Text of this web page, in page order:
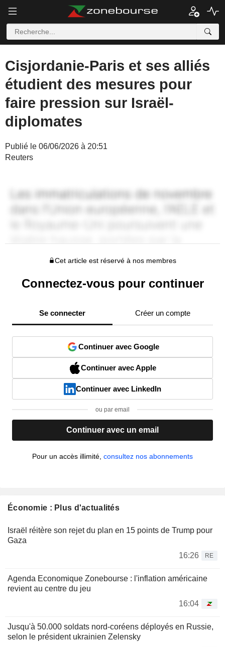
Cisjordanie-Paris et ses alliés
étudient des mesures pour
faire pression sur Israël-
diplomates
Publié le 06/06/2026 à 20:51
Reuters
Cet article est réservé à nos membres
Connectez-vous pour continuer
Se connecter Créer un compte
Continuer avec Google
Continuer avec Apple
Continuer avec LinkedIn
ou par email
Continuer avec un email
Pour un accès illimité, consultez nos abonnements
Économie : Plus d'actualités
Israël réitère son rejet du plan en 15 points de Trump pour
Gaza
16:26
RE
Agenda Economique Zonebourse : l'inflation américaine
revient au centre du jeu
16:04
Jusqu'à 50.000 soldats nord-coréens déployés en Russie,
selon le président ukrainien Zelensky